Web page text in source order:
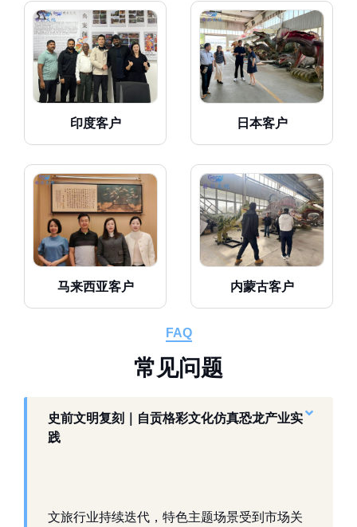
印度客户 日本客户
马来西亚客户 内蒙古客户
FAQ
常见问题
史前文明复刻｜自贡格彩文化仿真恐龙产业实
践
文旅行业持续迭代，特色主题场景受到市场关